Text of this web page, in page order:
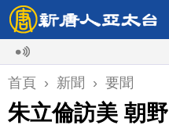
首頁 › 新聞 › 要聞
朱立倫訪美 朝